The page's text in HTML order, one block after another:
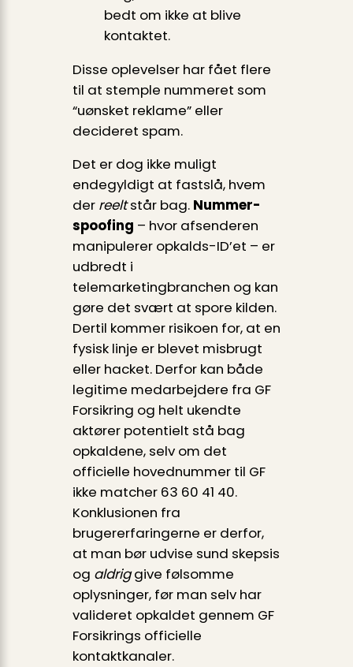
bedt om ikke at blive
kontaktet.
Disse oplevelser har fået flere
til at stemple nummeret som
“uønsket reklame” eller
decideret spam.
Det er dog ikke muligt
endegyldigt at fastslå, hvem
der reeltstår bag. Nummer-
spoofing – hvor afsenderen
manipulerer opkalds-ID’et – er
udbredt i
telemarketingbranchen og kan
gøre det svært at spore kilden.
Dertil kommer risikoen for, at en
fysisk linje er blevet misbrugt
eller hacket. Derfor kan både
legitime medarbejdere fra GF
Forsikring og helt ukendte
aktører potentielt stå bag
opkaldene, selv om det
officielle hovednummer til GF
ikke matcher 63 60 41 40.
Konklusionen fra
brugererfaringerne er derfor,
at man bør udvise sund skepsis
og aldriggive følsomme
oplysninger, før man selv har
valideret opkaldet gennem GF
Forsikrings officielle
kontaktkanaler.